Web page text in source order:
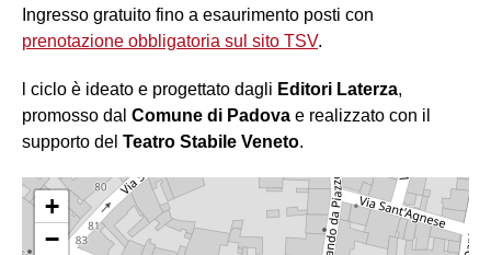
Ingresso gratuito fino a esaurimento posti con
prenotazione obbligatoria sul sito TSV.
l ciclo è ideato e progettato dagli Editori Laterza,
promosso dal Comune di Padova e realizzato con il
supporto del Teatro Stabile Veneto.
+
−